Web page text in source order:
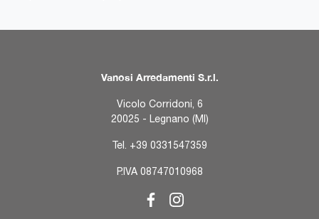
Vanosi Arredamenti S.r.l.
Vicolo Corridoni, 6
20025 - Legnano (MI)
Tel. +39 0331547359
P.IVA 08747010968